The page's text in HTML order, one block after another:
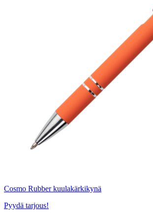
Cosmo Rubber kuulakärkikynä
Pyydä tarjous!